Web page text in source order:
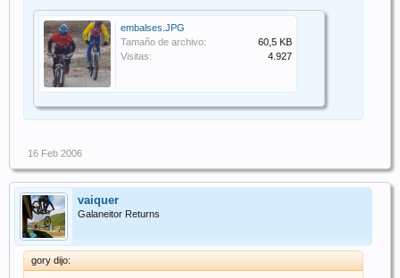
embalses.JPG
Tamaño de archivo:
60,5 KB
Visitas:
4.927
16 Feb 2006
vaiquer
Galaneitor Returns
gory dijo: